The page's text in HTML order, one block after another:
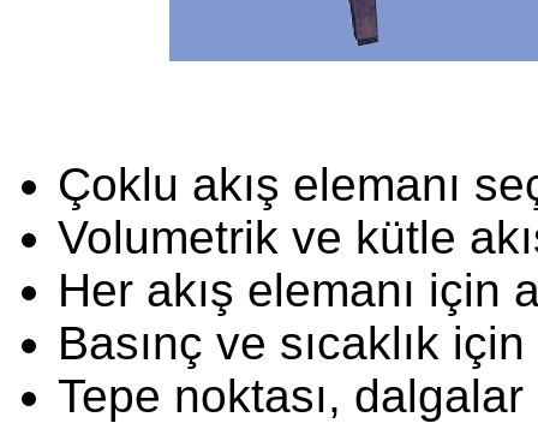
Çoklu akış elemanı
Volumetrik ve kütle
Her akış elemanı için
Basınç ve sıcaklık
Tepe noktası,